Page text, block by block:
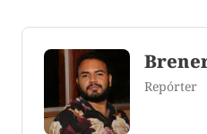
Repórter